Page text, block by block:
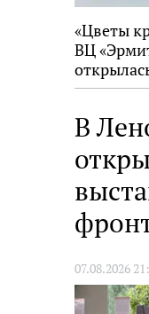
«Цветы
ВЦ
В
07.08.2026